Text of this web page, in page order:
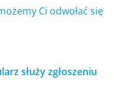
Ci odwołać się
służy zgłoszeniu